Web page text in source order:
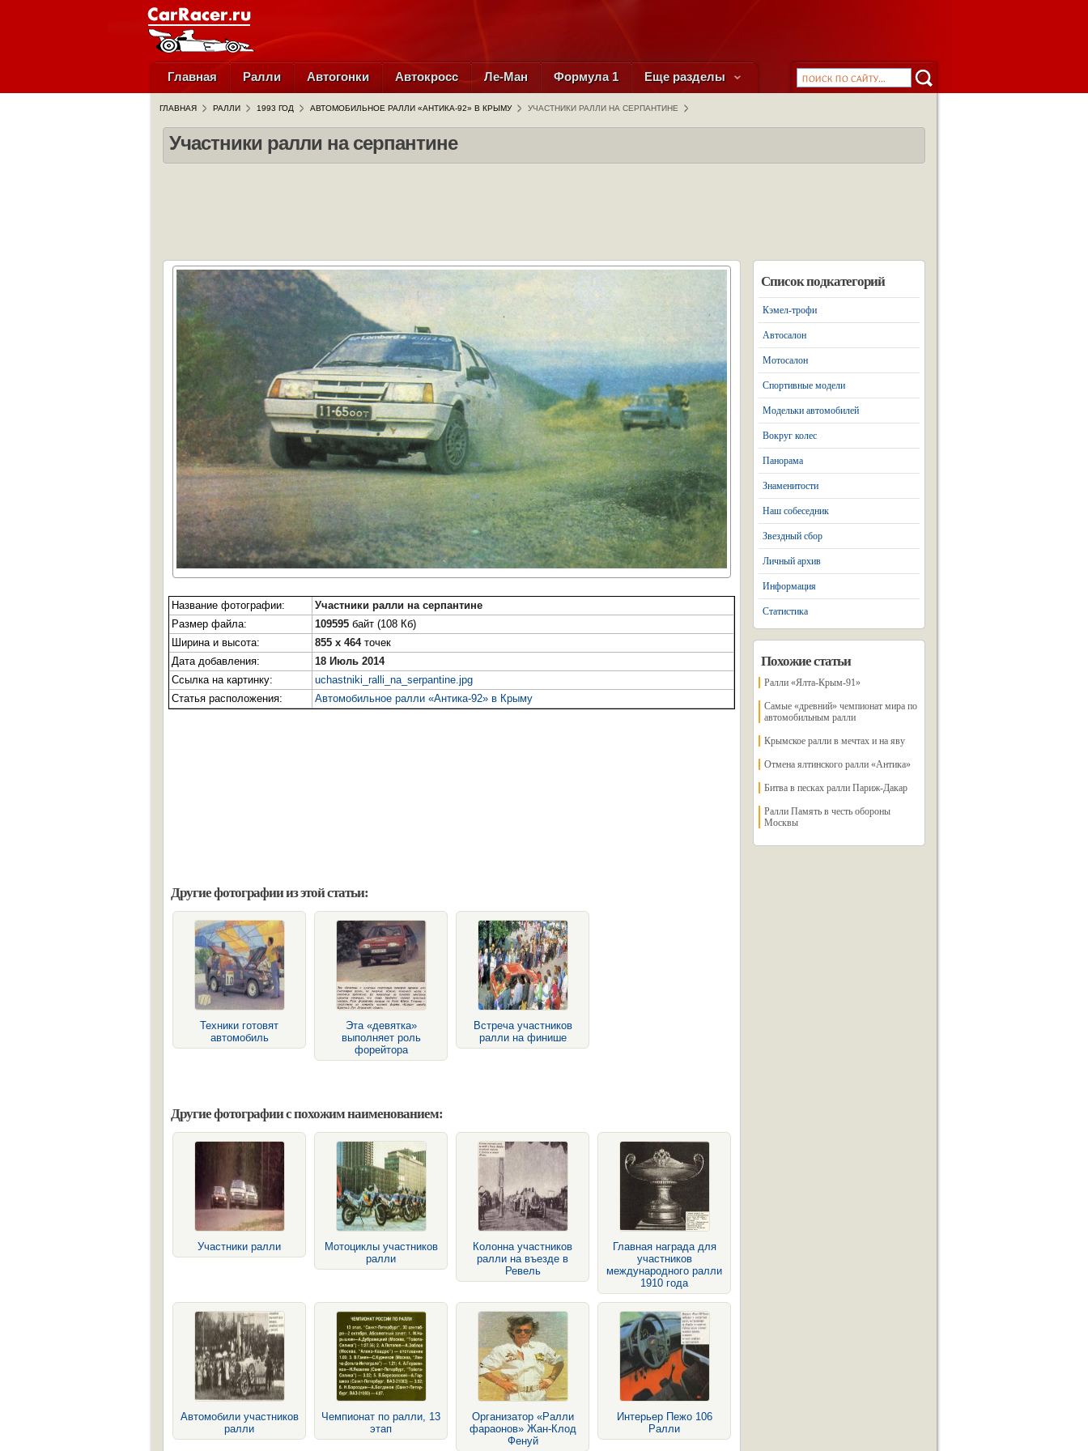
Главная Ралли Автогонки Автокросс Ле-Ман Формула 1 Еще разделы
ГЛАВНАЯ РАЛЛИ 1993 ГОД АВТОМОБИЛЬНОЕ РАЛЛИ «АНТИКА-92» В КРЫМУ УЧАСТНИКИ РАЛЛИ НА СЕРПАНТИНЕ
Участники ралли на серпантине
Название фотографии:
Участники ралли на серпантине
Размер файла:
109595 байт (108 Кб)
Ширина и высота:
855 x 464точек
Дата добавления:
18 Июль 2014
Ссылка на картинку:
uchastniki_ralli_na_serpantine.jpg
Статья расположения:
Автомобильное ралли «Антика-92» в Крыму
Другие фотографии из этой статьи:
Техники готовят
автомобиль
Эта «девятка»
выполняет роль
форейтора
Встреча участников
ралли на финише
Другие фотографии с похожим наименованием:
Участники ралли
Мотоциклы участников
ралли
Колонна участников
ралли на въезде в
Ревель
Главная награда для
участников
международного ралли
1910 года
Автомобили участников
ралли
Чемпионат по ралли, 13
этап
Организатор «Ралли
фараонов» Жан-Клод
Фенуй
Интерьер Пежо 106
Ралли
Список подкатегорий
Кэмел-трофи
Автосалон
Мотосалон
Спортивные модели
Модельки автомобилей
Вокруг колес
Панорама
Знаменитости
Наш собеседник
Звездный сбор
Личный архив
Информация
Статистика
Похожие статьи
Ралли «Ялта-Крым-91»
Самые «древний» чемпионат мира по
автомобильным ралли
Крымское ралли в мечтах и на яву
Отмена ялтинского ралли «Антика»
Битва в песках ралли Париж-Дакар
Ралли Память в честь обороны
Москвы